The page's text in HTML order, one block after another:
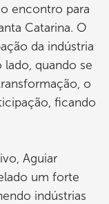
encontro para
Catarina. O
da indústria
lado, quando se
o
ficando
Aguiar
um forte
indústrias